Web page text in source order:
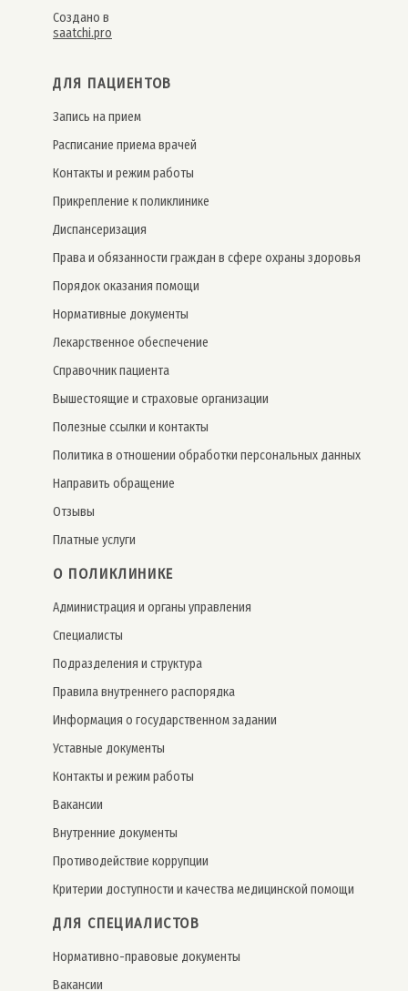
Создано в
saatchi.pro
ДЛЯ ПАЦИЕНТОВ
Запись на прием
Расписание приема врачей
Контакты и режим работы
Прикрепление к поликлинике
Дис­пансе­риза­ция
Права и обязанности граждан в сфере охраны здоровья
Порядок оказания помощи
Нормативные документы
Лекарственное обеспечение
Справочник пациента
Вышестоящие и страховые организации
Полезные ссылки и контакты
Политика в отношении обработки персональных данных
Направить обращение
Отзывы
Платные услуги
О ПОЛИКЛИНИКЕ
Администрация и органы управления
Специалисты
Подразделения и структура
Правила внутреннего распорядка
Информация о государственном задании
Уставные документы
Контакты и режим работы
Вакансии
Внутренние документы
Противодействие коррупции
Критерии доступности и качества медицинской помощи
ДЛЯ СПЕЦИАЛИСТОВ
Нормативно-правовые документы
Вакансии